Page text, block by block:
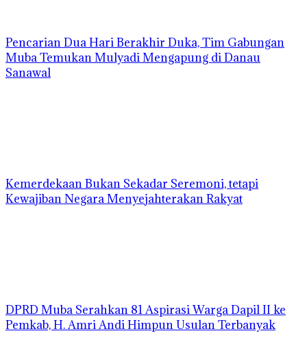
Pencarian Dua Hari Berakhir Duka, Tim Gabungan
Muba Temukan Mulyadi Mengapung di Danau
Sanawal
Kemerdekaan Bukan Sekadar Seremoni, tetapi
Kewajiban Negara Menyejahterakan Rakyat
DPRD Muba Serahkan 81 Aspirasi Warga Dapil II ke
Pemkab, H. Amri Andi Himpun Usulan Terbanyak